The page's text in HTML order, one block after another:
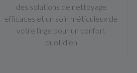
des solutions de nettoyage
efficaces et un soin méticuleux de
votre linge pour un confort
quotidien